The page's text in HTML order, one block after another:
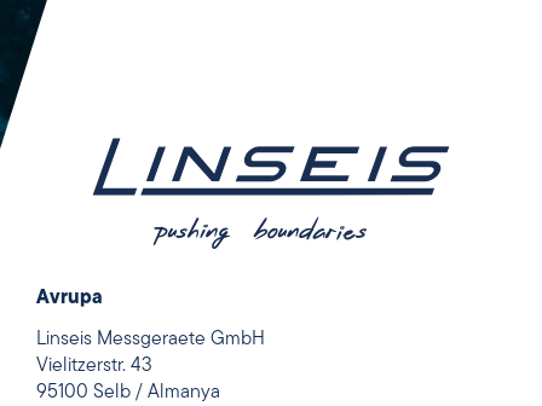
Avrupa
Linseis Messgeraete GmbH
Vielitzerstr. 43
95100 Selb / Almanya